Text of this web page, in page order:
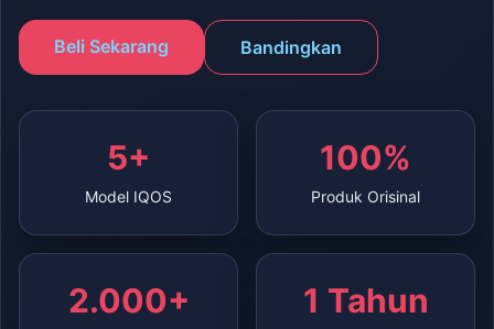
Beli Sekarang Bandingkan
5+
Model IQOS
100%
Produk Orisinal
2.000+ 1 Tahun